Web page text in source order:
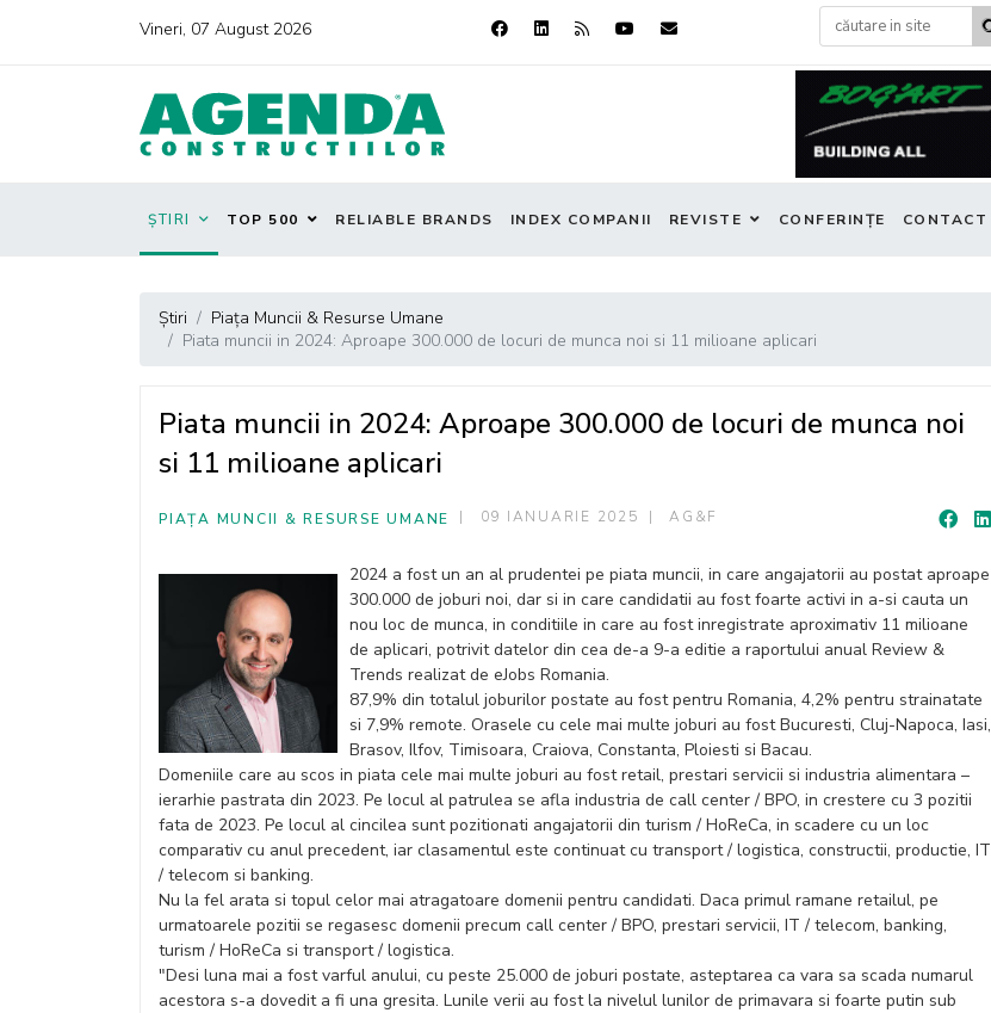
Vineri, 07 August 2026
ȘTIRI TOP 500 RELIABLE BRANDS INDEX COMPANII REVISTE CONFERINȚE CONTACT
Știri
Piața Muncii & Resurse Umane
Piata muncii in 2024: Aproape 300.000 de locuri de munca noi si 11 milioane aplicari
Piata muncii in 2024: Aproape 300.000 de locuri de munca noi
si 11 milioane aplicari
PIAȚA MUNCII & RESURSE UMANE 09 IANUARIE 2025 AG&F
2024 a fost un an al prudentei pe piata muncii, in care angajatorii au postat aproape
300.000 de joburi noi, dar si in care candidatii au fost foarte activi in a-si cauta un
nou loc de munca, in conditiile in care au fost inregistrate aproximativ 11 milioane
de aplicari, potrivit datelor din cea de-a 9-a editie a raportului anual Review &
Trends realizat de eJobs Romania.
87,9% din totalul joburilor postate au fost pentru Romania, 4,2% pentru strainatate
si 7,9% remote. Orasele cu cele mai multe joburi au fost Bucuresti, Cluj-Napoca, Iasi,
Brasov, Ilfov, Timisoara, Craiova, Constanta, Ploiesti si Bacau.
Domeniile care au scos in piata cele mai multe joburi au fost retail, prestari servicii si industria alimentara –
ierarhie pastrata din 2023. Pe locul al patrulea se afla industria de call center / BPO, in crestere cu 3 pozitii
fata de 2023. Pe locul al cincilea sunt pozitionati angajatorii din turism / HoReCa, in scadere cu un loc
comparativ cu anul precedent, iar clasamentul este continuat cu transport / logistica, constructii, productie, IT
/ telecom si banking.
Nu la fel arata si topul celor mai atragatoare domenii pentru candidati. Daca primul ramane retailul, pe
urmatoarele pozitii se regasesc domenii precum call center / BPO, prestari servicii, IT / telecom, banking,
turism / HoReCa si transport / logistica.
"Desi luna mai a fost varful anului, cu peste 25.000 de joburi postate, asteptarea ca vara sa scada numarul
acestora s-a dovedit a fi una gresita. Lunile verii au fost la nivelul lunilor de primavara si foarte putin sub